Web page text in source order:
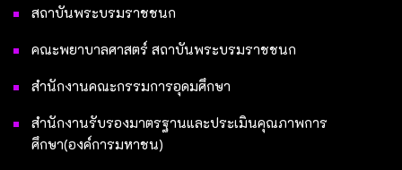
สถาบันพระบรมราชชนก
คณะพยาบาลศาสตร์ สถาบันพระบรมราชชนก
สำนักงานคณะกรรมการอุดมศึกษา
สำนักงานรับรองมาตรฐานและประเมินคุณภาพการ
ศึกษา(องค์การมหาชน)